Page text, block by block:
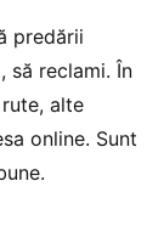
predării
să reclami. În
alte
online. Sunt